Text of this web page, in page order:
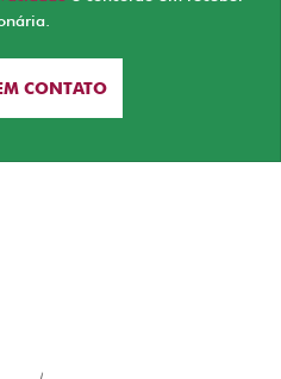
CONTATO